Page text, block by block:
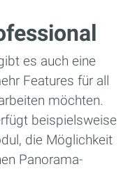
es auch eine
Features für all
möchten.
beispielsweise
die Möglichkeit
Panorama-